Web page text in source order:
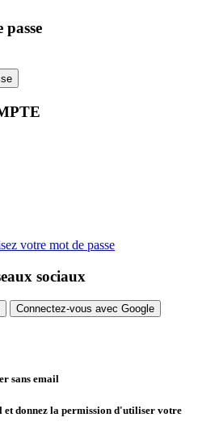
votre mot de passe
sociaux
Connectez-vous avec Google
sans email
et donnez la permission d'utiliser votre